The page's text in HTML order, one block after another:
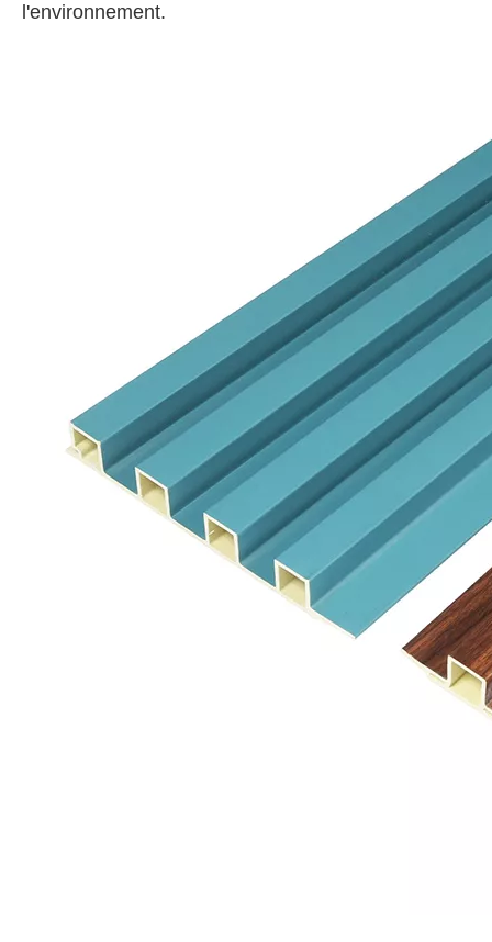
l'environnement.